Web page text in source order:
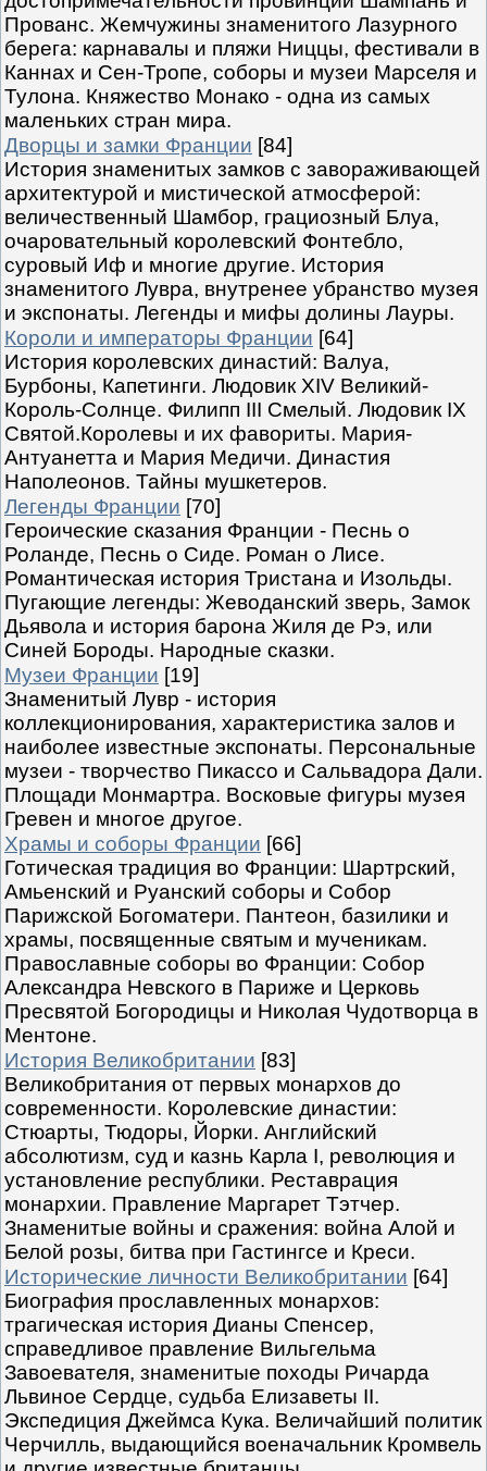
Прованс. Жемчужины знаменитого Лазурного
берега: карнавалы и пляжи Ниццы, фестивали в
Каннах и Сен-Тропе, соборы и музеи Марселя и
Тулона. Княжество Монако - одна из самых
маленьких стран мира.
Дворцы и замки Франции [84]
История знаменитых замков с завораживающей
архитектурой и мистической атмосферой:
величественный Шамбор, грациозный Блуа,
очаровательный королевский Фонтебло,
суровый Иф и многие другие. История
знаменитого Лувра, внутренее убранство музея
и экспонаты. Легенды и мифы долины Лауры.
Короли и императоры Франции [64]
История королевских династий: Валуа,
Бурбоны, Капетинги. Людовик XIV Великий-
Король-Солнце. Филипп III Смелый. Людовик IX
Святой.Королевы и их фавориты. Мария-
Антуанетта и Мария Медичи. Династия
Наполеонов. Тайны мушкетеров.
Легенды Франции [70]
Героические сказания Франции - Песнь о
Роланде, Песнь о Сиде. Роман о Лисе.
Романтическая история Тристана и Изольды.
Пугающие легенды: Жеводанский зверь, Замок
Дьявола и история барона Жиля де Рэ, или
Синей Бороды. Народные сказки.
Музеи Франции [19]
Знаменитый Лувр - история
коллекционирования, характеристика залов и
наиболее известные экспонаты. Персональные
музеи - творчество Пикассо и Сальвадора Дали.
Площади Монмартра. Восковые фигуры музея
Гревен и многое другое.
Храмы и соборы Франции [66]
Готическая традиция во Франции: Шартрский,
Амьенский и Руанский соборы и Собор
Парижской Богоматери. Пантеон, базилики и
храмы, посвященные святым и мученикам.
Православные соборы во Франции: Собор
Александра Невского в Париже и Церковь
Пресвятой Богородицы и Николая Чудотворца в
Ментоне.
История Великобритании [83]
Великобритания от первых монархов до
современности. Королевские династии:
Стюарты, Тюдоры, Йорки. Английский
абсолютизм, суд и казнь Карла I, революция и
установление республики. Реставрация
монархии. Правление Маргарет Тэтчер.
Знаменитые войны и сражения: война Алой и
Белой розы, битва при Гастингсе и Креси.
Исторические личности Великобритании [64]
Биография прославленных монархов:
трагическая история Дианы Спенсер,
справедливое правление Вильгельма
Завоевателя, знаменитые походы Ричарда
Львиное Сердце, судьба Елизаветы II.
Экспедиция Джеймса Кука. Величайший политик
Черчилль, выдающийся военачальник Кромвель